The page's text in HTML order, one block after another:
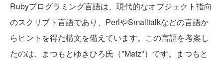
Rubyプログラミング言語は、現代的なオブジェクト指向
のスクリプト言語であり、PerlやSmalltalkなどの言語か
らヒントを得た構文を備えています。この言語を考案し
たのは、まつもとゆきひろ氏（"Matz"）です。まつもと